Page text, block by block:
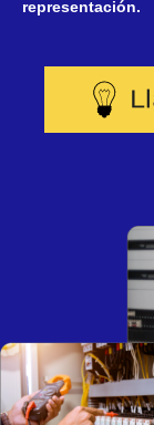
representación.